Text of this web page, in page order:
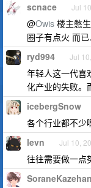
scnace Jul
@Owis 楼主憋
圈子有点火 而
ryd994 Jul
年轻人这一代喜
化产业的失败。
icebergSnow
各个行业都不少
levn Jul 10,
往往需要做一点